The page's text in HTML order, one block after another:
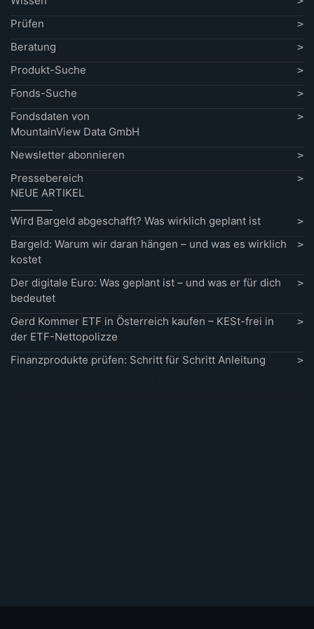
Prüfen
Beratung
Produkt-Suche
Fonds-Suche
Fondsdaten von
MountainView Data GmbH
Newsletter abonnieren
Pressebereich
NEUE ARTIKEL
Wird Bargeld abgeschafft? Was wirklich geplant ist
Bargeld: Warum wir daran hängen – und was es wirklich
kostet
Der digitale Euro: Was geplant ist – und was er für dich
bedeutet
Gerd Kommer ETF in Österreich kaufen – KESt-frei in
der ETF-Nettopolizze
Finanzprodukte prüfen: Schritt für Schritt Anleitung